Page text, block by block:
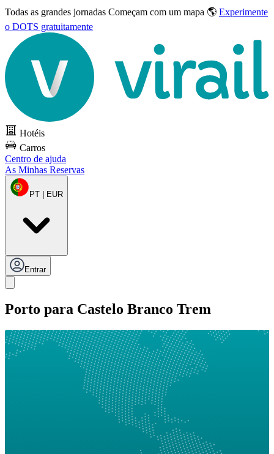
Todas as grandes jornadas Começam com um mapa 🌎 Experimente
o DOTS gratuitamente
Hotéis
Carros
Centro de ajuda
As Minhas Reservas
PT | EUR
Entrar
Porto para Castelo Branco Trem